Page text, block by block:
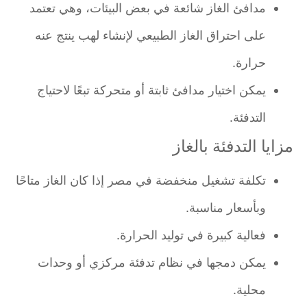
مدافئ الغاز شائعة في بعض البيئات، وهي تعتمد
على احتراق الغاز الطبيعي لإنشاء لهب ينتج عنه
حرارة.
يمكن اختيار مدافئ ثابتة أو متحركة تبعًا لاحتياج
التدفئة.
مزايا التدفئة بالغاز
تكلفة تشغيل منخفضة في مصر إذا كان الغاز متاحًا
وبأسعار مناسبة.
فعالية كبيرة في توليد الحرارة.
يمكن دمجها في نظام تدفئة مركزي أو وحدات
محلية.